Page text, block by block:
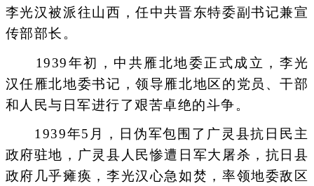
李光汉被派往山西，任中共晋东特委副书记兼宣
传部部长。
1939年初，中共雁北地委正式成立，李光
汉任雁北地委书记，领导雁北地区的党员、干部
和人民与日军进行了艰苦卓绝的斗争。
1939年5月，日伪军包围了广灵县抗日民主
政府驻地，广灵县人民惨遭日军大屠杀，抗日县
政府几乎瘫痪，李光汉心急如焚，率领地委敌区